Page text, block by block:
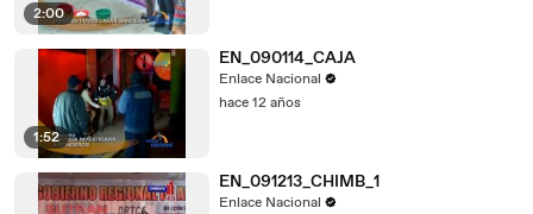
2:00
1:52
EN_090114_CAJA
Enlace Nacional
hace 12 años
EN_091213_CHIMB_1
Enlace Nacional